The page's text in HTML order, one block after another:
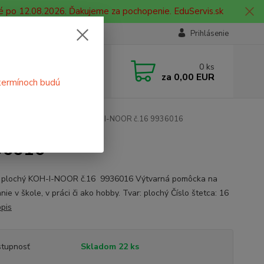
12.08.2026. Ďakujeme za pochopenie. EduServis.sk
Prihlásenie
od 9:00 hod. - 16:00 hod.
0 ks
za 0,00 EUR
Štetec plochý KOH-I-NOOR č.16 9936016
KOH-I-NOOR č.16 9936016 Výtvarná pomôcka na
v škole, v práci či ako hobby. Tvar: plochý Číslo štetca: 16
Skladom 22 ks
budú